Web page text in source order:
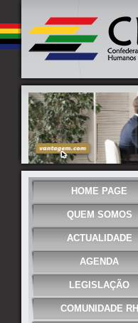
HOME PAGE
QUEM SOMOS
ACTUALIDADE
AGENDA
LEGISLAÇÃO
COMUNIDADE RH